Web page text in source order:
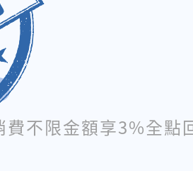
費不限金額享3%全點